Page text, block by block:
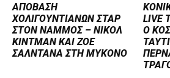
ΑΠΟΒΑΣΗ
ΧΟΛΙΓΟΥΝΤΙΑΝΩΝ ΣΤΑΡ
ΣΤΟΝ NΑΜΜΟΣ – ΝΙΚΟΛ
ΚΙΝΤΜΑΝ ΚΑΙ ΖΟΕ
ΣΑΛΝΤΑΝΑ ΣΤΗ ΜΥΚΟΝΟ
LIVE
Ο